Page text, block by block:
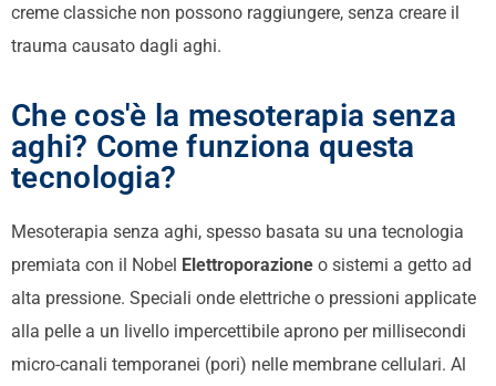
creme classiche non possono raggiungere, senza creare il
trauma causato dagli aghi.
Che cos'è la mesoterapia senza
aghi? Come funziona questa
tecnologia?
Mesoterapia senza aghi, spesso basata su una tecnologia
premiata con il Nobel Elettroporazione o sistemi a getto ad
alta pressione. Speciali onde elettriche o pressioni applicate
alla pelle a un livello impercettibile aprono per millisecondi
micro-canali temporanei (pori) nelle membrane cellulari. Al